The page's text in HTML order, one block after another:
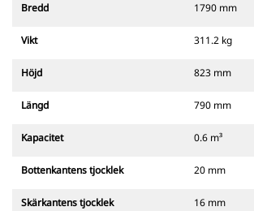
Bredd 1790 mm
Vikt 311.2 kg
Höjd 823 mm
Längd 790 mm
Kapacitet 0.6 m³
Bottenkantens tjocklek 20 mm
Skärkantens tjocklek 16 mm